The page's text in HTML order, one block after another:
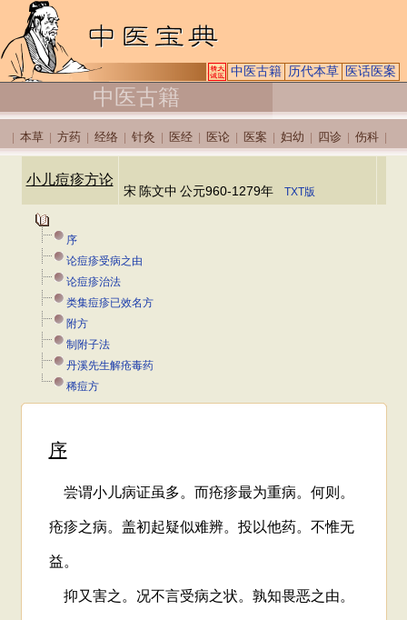
中医古籍 历代本草 医话医案
中医古籍
本草 方药 经络 针灸 医经 医论 医案 妇幼 四诊 伤科
小儿痘疹方论
宋 陈文中 公元960-1279年 TXT版
序
论痘疹受病之由
论痘疹治法
类集痘疹已效名方
附方
制附子法
丹溪先生解疮毒药
稀痘方